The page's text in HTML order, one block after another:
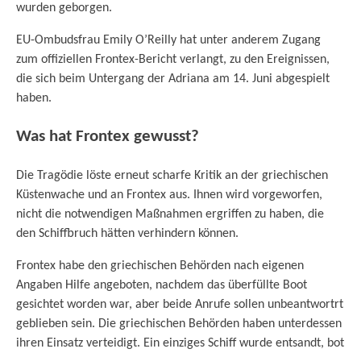
wurden geborgen.
EU-Ombudsfrau Emily O’Reilly hat unter anderem Zugang
zum offiziellen Frontex-Bericht verlangt, zu den Ereignissen,
die sich beim Untergang der Adriana am 14. Juni abgespielt
haben.
Was hat Frontex gewusst?
Die Tragödie löste erneut scharfe Kritik an der griechischen
Küstenwache und an Frontex aus. Ihnen wird vorgeworfen,
nicht die notwendigen Maßnahmen ergriffen zu haben, die
den Schiffbruch hätten verhindern können.
Frontex habe den griechischen Behörden nach eigenen
Angaben Hilfe angeboten, nachdem das überfüllte Boot
gesichtet worden war, aber beide Anrufe sollen unbeantwortrt
geblieben sein. Die griechischen Behörden haben unterdessen
ihren Einsatz verteidigt. Ein einziges Schiff wurde entsandt, bot